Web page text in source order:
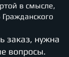
в смысле,
заказ, нужна
вопросы.